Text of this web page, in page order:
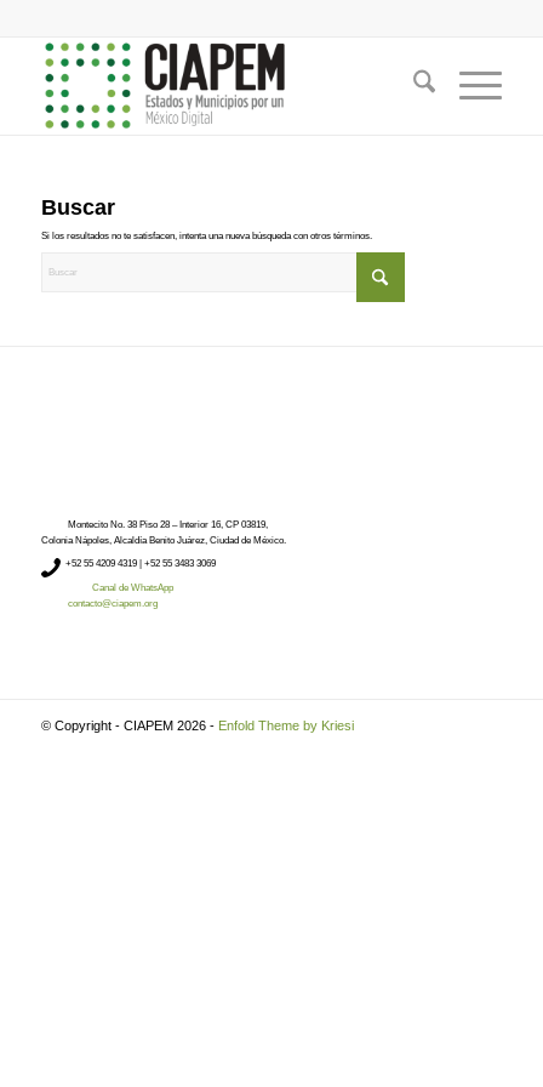
Buscar
Si los resultados no te satisfacen, intenta una nueva búsqueda con otros términos.
Montecito No. 38 Piso 28 – Interior 16, CP 03819,
Colonia Nápoles, Alcaldía Benito Juárez, Ciudad de México.
+52 55 4209 4319 | +52 55 3483 3069
Canal de WhatsApp
contacto@ciapem.org
© Copyright - CIAPEM 2026 - Enfold Theme by Kriesi